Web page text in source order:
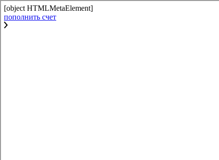
[object HTMLMetaElement]
пополнить счет